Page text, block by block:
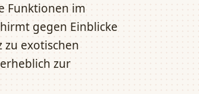
Funktionen im
gegen Einblicke
zu exotischen
zur